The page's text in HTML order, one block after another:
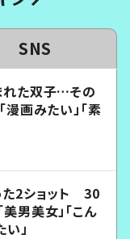
SNS
た双子…その
画みたい」「素
2ショット 30
男美女」「こん
」